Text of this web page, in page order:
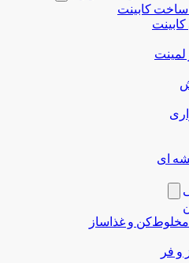
ساخت کابینت
ای
مخلوط‌کن و غذاساز
و فر